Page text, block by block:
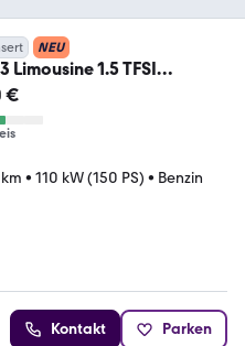
NEU
Limousine 1.5 TFSI
€
• 110 kW (150 PS) • Benzin
Kontakt Parken